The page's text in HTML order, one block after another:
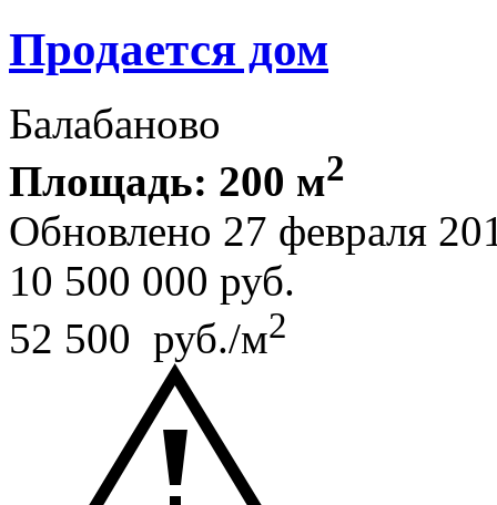
Продается дом
Балабаново
Площадь: 200 м2
Обновлено 27 февраля
10 500 000 руб.
52 500 руб./м2